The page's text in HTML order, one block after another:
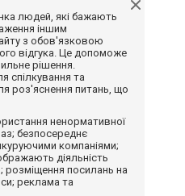
людей, які бажають
іншим
з обов'язковою
відгука. Це допоможе
рішення.
спілкування та
роз'яснення питань, що
ненормативної
безпосереднє
компаніями;
діяльність
розміщення посилань на
реклама та